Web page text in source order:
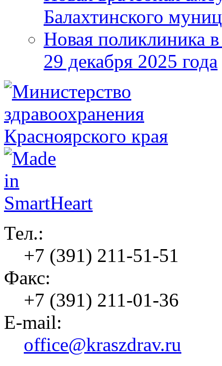
Балахтинского
Новая поликлиника
29 декабря 2025 года
Тел.:
+7 (391) 211-51-51
Факс:
+7 (391) 211-01-36
E-mail:
office@kraszdrav.ru